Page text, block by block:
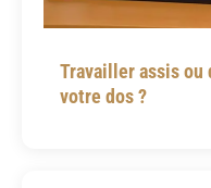
Travailler assis ou
votre dos ?